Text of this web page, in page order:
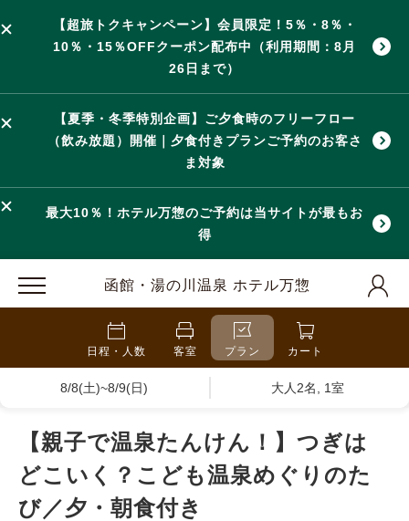
【超旅トクキャンペーン】会員限定！5％・8％・
10％・15％OFFクーポン配布中（利用期間：8月
26日まで）
【夏季・冬季特別企画】ご夕食時のフリーフロー
（飲み放題）開催｜夕食付きプランご予約のお客さ
ま対象
最大10％！ホテル万惣のご予約は当サイトが最もお
得
函館・湯の川温泉 ホテル万惣
日程・人数 客室 プラン カート
8/8(土)~8/9(日) 大人2名, 1室
【親子で温泉たんけん！】つぎは
どこいく？こども温泉めぐりのた
び／夕・朝食付き